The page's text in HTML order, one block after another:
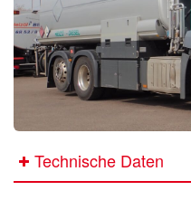
Technische Daten